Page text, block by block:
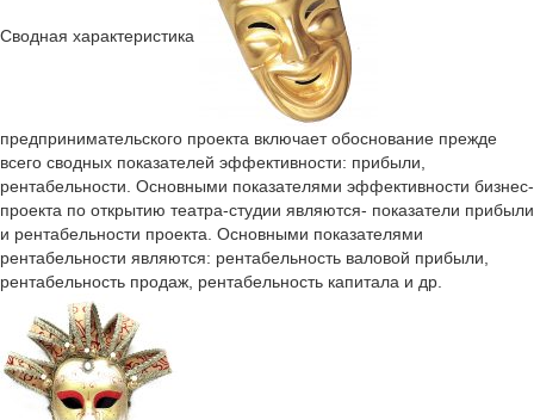
Сводная характеристика
предпринимательского проекта включает обоснование прежде
всего сводных показателей эффективности: прибыли,
рентабельности. Основными показателями эффективности бизнес-
проекта по открытию театра-студии являются- показатели прибыли
и рентабельности проекта. Основными показателями
рентабельности являются: рентабельность валовой прибыли,
рентабельность продаж, рентабельность капитала и др.